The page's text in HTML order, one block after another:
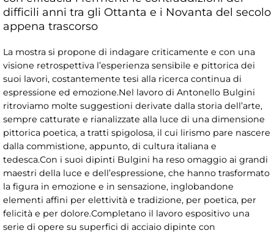
difficili anni tra gli Ottanta e i Novanta del secolo
appena trascorso
La mostra si propone di indagare criticamente e con una
visione retrospettiva l’esperienza sensibile e pittorica dei
suoi lavori, costantemente tesi alla ricerca continua di
espressione ed emozione.Nel lavoro di Antonello Bulgini
ritroviamo molte suggestioni derivate dalla storia dell’arte,
sempre catturate e rianalizzate alla luce di una dimensione
pittorica poetica, a tratti spigolosa, il cui lirismo pare nascere
dalla commistione, appunto, di cultura italiana e
tedesca.Con i suoi dipinti Bulgini ha reso omaggio ai grandi
maestri della luce e dell’espressione, che hanno trasformato
la figura in emozione e in sensazione, inglobandone
elementi affini per elettività e tradizione, per poetica, per
felicità e per dolore.Completano il lavoro espositivo una
serie di opere su superfici di acciaio dipinte con